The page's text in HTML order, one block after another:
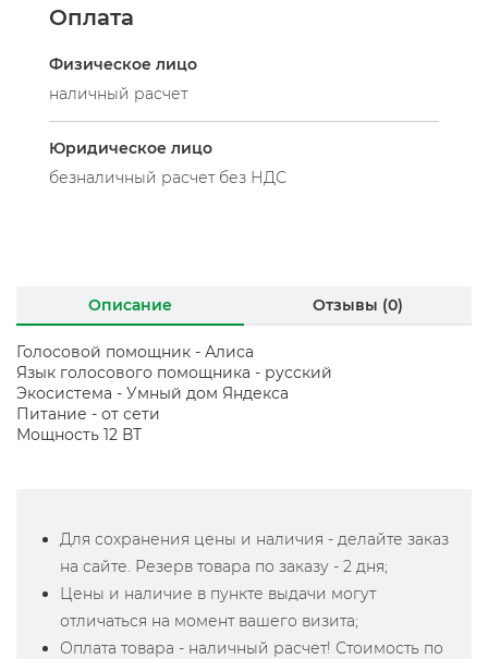
Оплата
Физическое лицо
наличный расчет
Юридическое лицо
безналичный расчет без НДС
Описание Отзывы (0)
Голосовой помощник - Алиса
Язык голосового помощника - русский
Экосистема - Умный дом Яндекса
Питание - от сети
Мощность 12 ВТ
Для сохранения цены и наличия - делайте заказ
на сайте. Резерв товара по заказу - 2 дня;
Цены и наличие в пункте выдачи могут
отличаться на момент вашего визита;
Оплата товара - наличный расчет! Стоимость по